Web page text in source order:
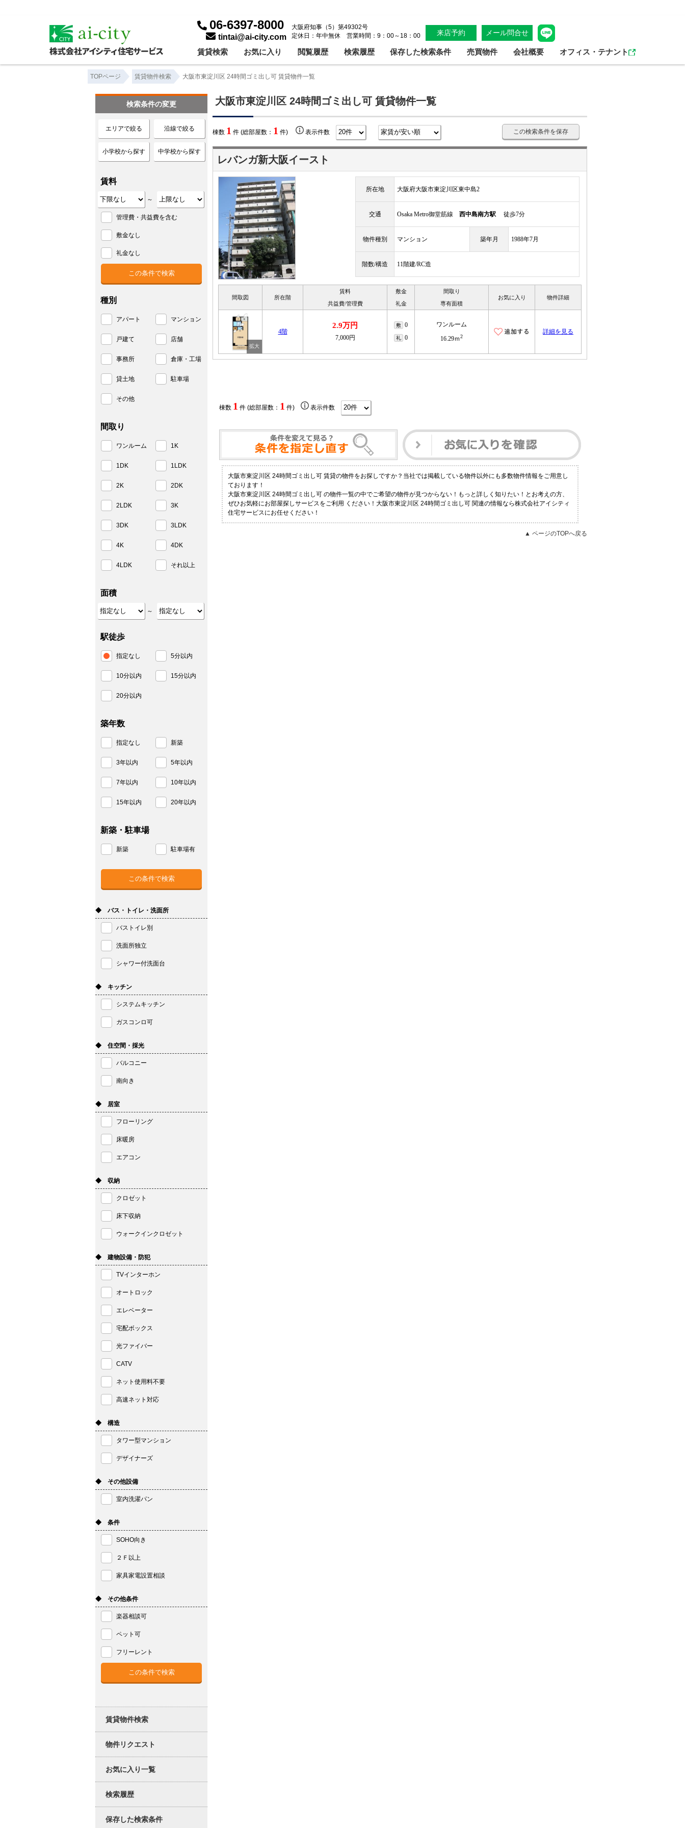
06-6397-8000
tintai@ai-city.com
大阪府知事（5）第49302号
定休日：年中無休 営業時間：9：00～18：00
来店予約 メール問合せ
賃貸検索 お気に入り 閲覧履歴 検索履歴 保存した検索条件 売買物件 会社概要 オフィス・テナント
TOPページ 賃貸物件検索 大阪市東淀川区 24時間ゴミ出し可 賃貸物件一覧
大阪市東淀川区 24時間ゴミ出し可 賃貸物件一覧
棟数 1 件 (総部屋数： 1 件) 表示件数 この検索条件を保存
レバンガ新大阪イースト
所在地 大阪府大阪市東淀川区東中島2
交通 Osaka Metro御堂筋線 西中島南方駅 徒歩7分
物件種別 マンション 築年月 1988年7月
階数/構造 11階建/RC造
間取図 所在階
賃料
共益費/管理費
敷金
礼金
間取り
専有面積
お気に入り 物件詳細
4階
2.9万円
7,000円
敷 0
礼 0
ワンルーム
16.29ｍ2
詳細を見る
棟数 1 件 (総部屋数： 1 件) 表示件数
大阪市東淀川区 24時間ゴミ出し可 賃貸の物件をお探しですか？当社では掲載している物件以外にも多数物件情報をご用意し
ております！
大阪市東淀川区 24時間ゴミ出し可 の物件一覧の中でご希望の物件が見つからない！もっと詳しく知りたい！とお考えの方、
ぜひお気軽にお部屋探しサービスをご利用 ください！大阪市東淀川区 24時間ゴミ出し可 関連の情報なら株式会社アイシティ
住宅サービスにお任せください！
▲ ページのTOPへ戻る
検索条件の変更
エリアで絞る 沿線で絞る
小学校から探す 中学校から探す
賃料
～
管理費・共益費を含む
敷金なし
礼金なし
種別
アパート マンション
戸建て 店舗
事務所 倉庫・工場
貸土地 駐車場
その他
間取り
ワンルーム 1K
1DK 1LDK
2K 2DK
2LDK 3K
3DK 3LDK
4K 4DK
4LDK それ以上
面積
～
駅徒歩
指定なし 5分以内
10分以内 15分以内
20分以内
築年数
指定なし 新築
3年以内 5年以内
7年以内 10年以内
15年以内 20年以内
新築・駐車場
新築 駐車場有
◆ バス・トイレ・洗面所
バストイレ別
洗面所独立
シャワー付洗面台
◆ キッチン
システムキッチン
ガスコンロ可
◆ 住空間・採光
バルコニー
南向き
◆ 居室
フローリング
床暖房
エアコン
◆ 収納
クロゼット
床下収納
ウォークインクロゼット
◆ 建物設備・防犯
TVインターホン
オートロック
エレベーター
宅配ボックス
光ファイバー
CATV
ネット使用料不要
高速ネット対応
◆ 構造
タワー型マンション
デザイナーズ
◆ その他設備
室内洗濯パン
◆ 条件
SOHO向き
２Ｆ以上
家具家電設置相談
◆ その他条件
楽器相談可
ペット可
フリーレント
賃貸物件検索
物件リクエスト
お気に入り一覧
検索履歴
保存した検索条件